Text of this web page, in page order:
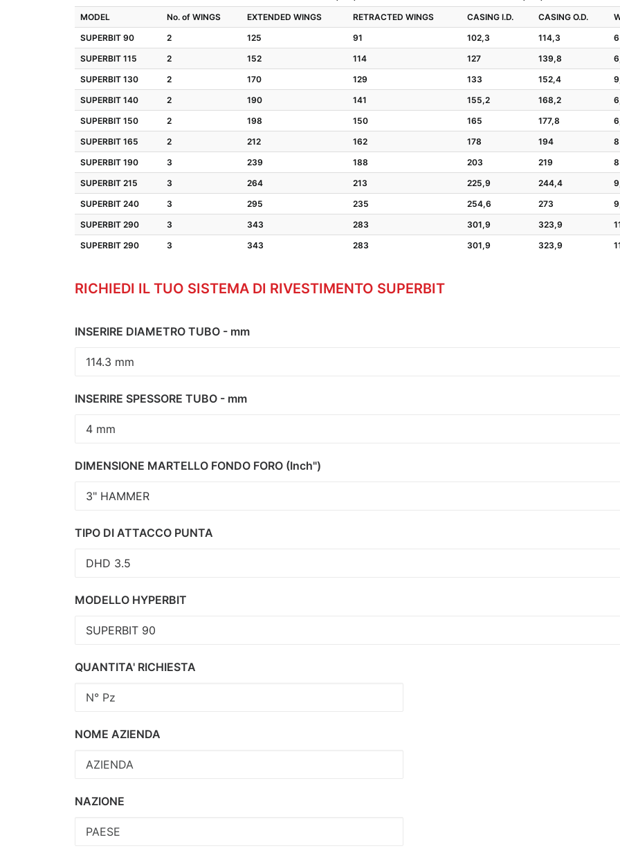
MODEL
No. of WINGS EXTENDED WINGS RETRACTED WINGS CASING I.D. CASING O.D.
SUPERBIT 90
2 125 91 102,3 114,3 6
SUPERBIT 115
2 152 114 127 139,8
SUPERBIT 130
2 170 129 133 152,4
SUPERBIT 140
2 190 141 155,2 168,2
SUPERBIT 150
2 198 150 165 177,8
SUPERBIT 165
2 212 162 178 194 8
SUPERBIT 190
3 239 188 203 219 8
SUPERBIT 215
3 264 213 225,9 244,4
SUPERBIT 240
3 295 235 254,6 273
SUPERBIT 290
3 343 283 301,9 323,9
SUPERBIT 290
3 343 283 301,9 323,9
RICHIEDI IL TUO SISTEMA DI RIVESTIMENTO SUPERBIT
INSERIRE DIAMETRO TUBO - mm
INSERIRE SPESSORE TUBO - mm
DIMENSIONE MARTELLO FONDO FORO (Inch")
TIPO DI ATTACCO PUNTA
MODELLO HYPERBIT
QUANTITA' RICHIESTA
NOME AZIENDA
NAZIONE